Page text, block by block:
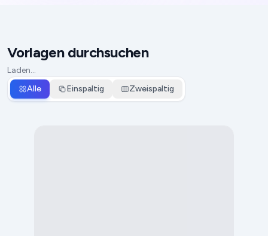
Vorlagen durchsuchen
Laden…
Alle
Einspaltig Zweispaltig